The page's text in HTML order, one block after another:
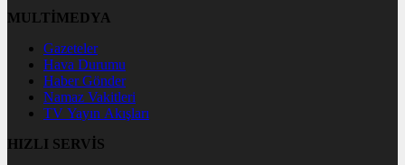
MULTİMEDYA
Gazeteler
Hava Durumu
Haber Gönder
Namaz Vakitleri
TV Yayın Akışları
HIZLI SERVİS